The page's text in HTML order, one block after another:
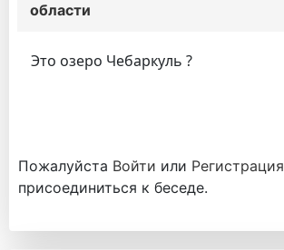
области
Это озеро Чебаркуль ?
Пожалуйста Войти или Регистрация
присоединиться к беседе.